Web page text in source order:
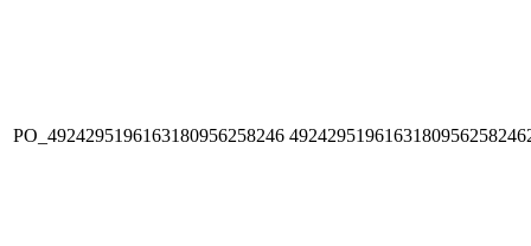
PO_4924295196163180956258246